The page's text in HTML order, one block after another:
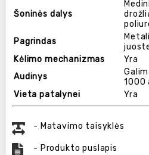
Šoninės dalys
Pagrindas
Kėlimo mechanizmas
Yra
Audinys
1000
Vieta patalynei
Yra
- Matavimo taisyklės
- Produkto puslapis